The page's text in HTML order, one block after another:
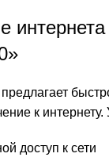
к
доступ к сети